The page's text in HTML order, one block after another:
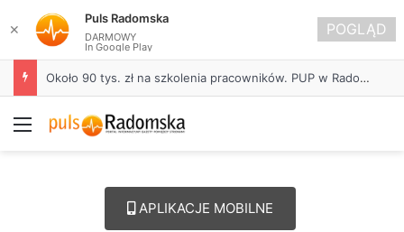
Około 90 tys. zł na szkolenia pracowników. PUP w Radomsku ogłasza nabór wniosków
Menu
APLIKACJE MOBILNE
✕
Puls Radomska
DARMOWY
In Google Play
POGLĄD